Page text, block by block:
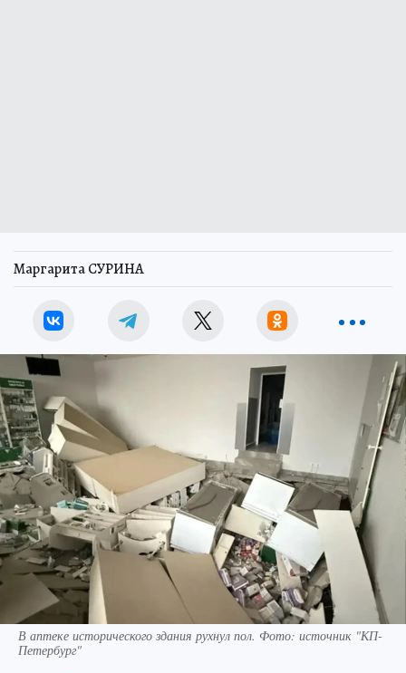
Маргарита СУРИНА
В аптеке исторического здания рухнул пол. Фото: источник "КП-
Петербург"